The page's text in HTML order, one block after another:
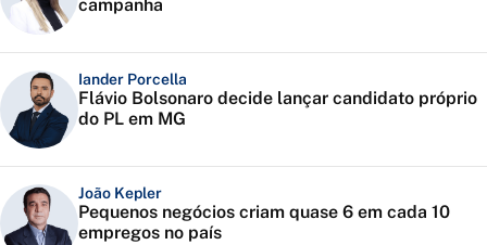
campanha
Iander Porcella
Flávio Bolsonaro decide lançar candidato próprio
do PL em MG
João Kepler
Pequenos negócios criam quase 6 em cada 10
empregos no país